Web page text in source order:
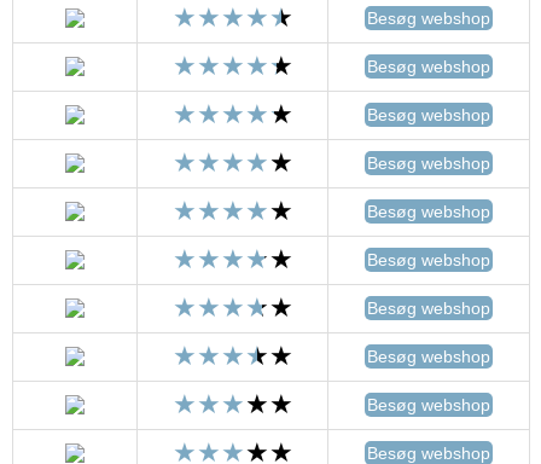
Besøg webshop
Besøg webshop
Besøg webshop
Besøg webshop
Besøg webshop
Besøg webshop
Besøg webshop
Besøg webshop
Besøg webshop
Besøg webshop